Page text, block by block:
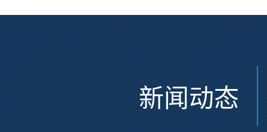
新闻动态